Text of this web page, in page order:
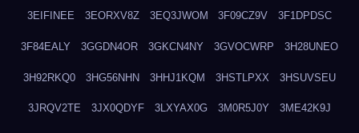
3EIFINEE 3EORXV8Z 3EQ3JWOM 3F09CZ9V 3F1DPDSC
3F84EALY 3GGDN4OR 3GKCN4NY 3GVOCWRP 3H28UNEO
3H92RKQ0 3HG56NHN 3HHJ1KQM 3HSTLPXX 3HSUVSEU
3JRQV2TE 3JX0QDYF 3LXYAX0G 3M0R5J0Y 3ME42K9J